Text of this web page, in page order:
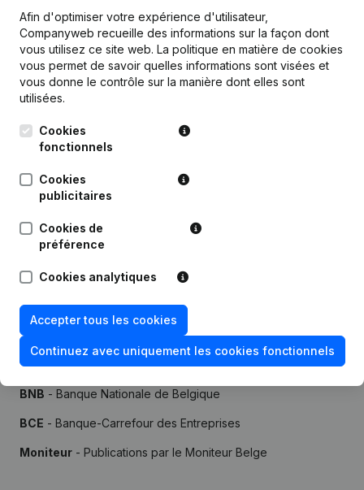
Vous recherchez plus
d’informations sur cette entreprise
?
Consulter la santé en un coup d'oeil
Choisissez des informations rapides ou des détails
granulaires
importants
Essayer gratuitement Découvrir plus
Essai gratuit de 7 jours, aucune carte de crédit requise.
Sources
BNB - Banque Nationale de Belgique
BCE - Banque-Carrefour des Entreprises
Moniteur - Publications par le Moniteur Belge
Afin d'optimiser votre expérience d'utilisateur,
Companyweb recueille des informations sur la façon dont
vous utilisez ce site web. La politique en matière de cookies
vous permet de savoir quelles informations sont visées et
vous donne le contrôle sur la manière dont elles sont
utilisées.
Cookies
fonctionnels
Cookies
publicitaires
Cookies de
préférence
Cookies analytiques
Accepter tous les cookies
Continuez avec uniquement les cookies fonctionnels